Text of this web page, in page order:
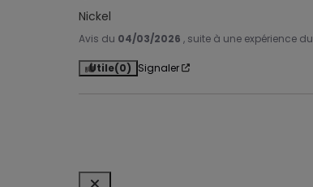
Nickel
Avis du 04/03/2026 , suite à une expérience du
Utile(0) Signaler